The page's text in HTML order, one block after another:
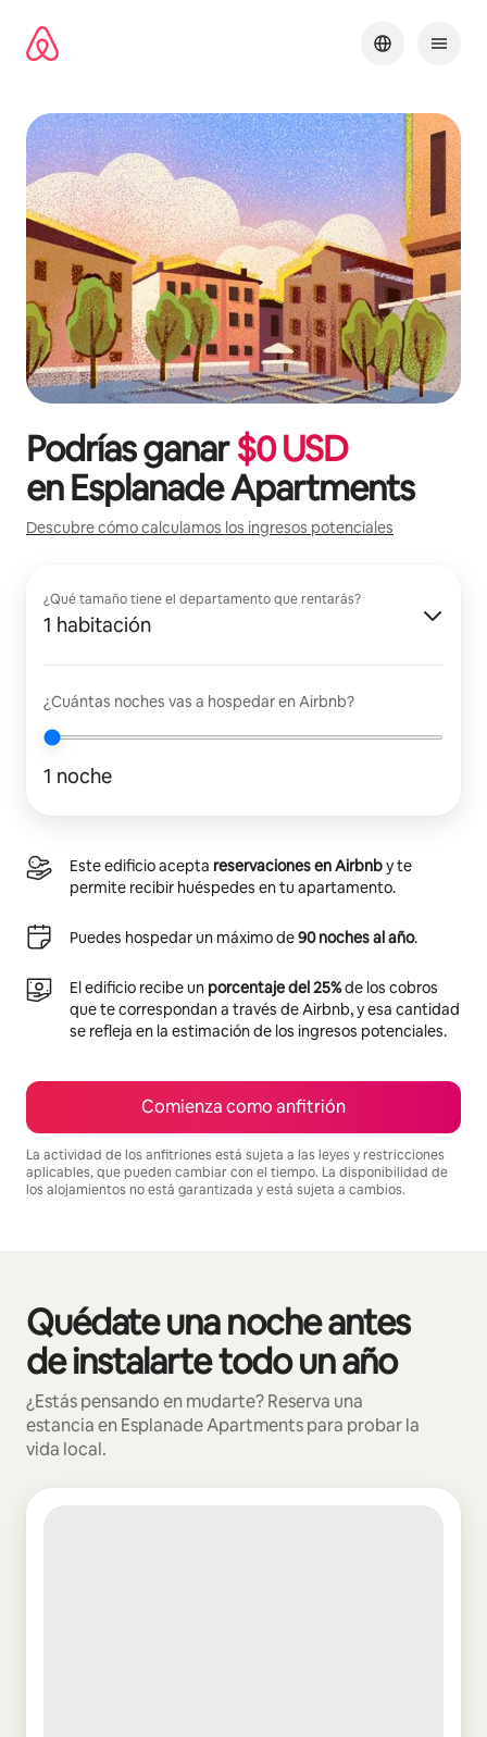
contenido
Podrías ganar$0USD
enEsplanade Apartments
Descubre cómo calculamos los ingresos potenciales
¿Qué tamaño tiene el departamento que rentarás?
1 habitación
¿Cuántas noches vas a hospedar en Airbnb?
1 noche
Este edificio acepta reservaciones en Airbnby te
permite recibir huéspedes en tu apartamento.
Puedes hospedar un máximo de90 noches al año.
El edificio recibe un porcentaje del 25%de los cobros
que te correspondan a través de Airbnb, y esa cantidad
se refleja en la estimación de los ingresos potenciales.
Comienza como anfitrión
La actividad de los anfitriones está sujeta a las leyes y restricciones
aplicables, que pueden cambiar con el tiempo. La disponibilidad de
los alojamientos no está garantizada y está sujeta a cambios.
Quédate una noche antes
de instalarte todo un año
¿Estás pensando en mudarte? Reserva una
estancia en Esplanade Apartments para probar la
vida local.
Mostrando 0 de 0 elementos